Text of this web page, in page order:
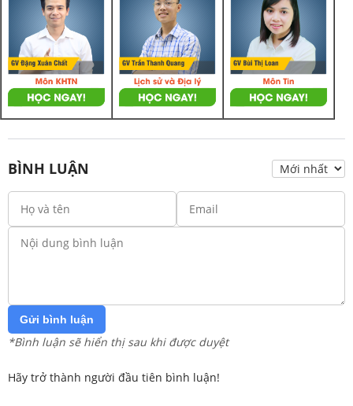
BÌNH LUẬN
Gửi bình luận
*Bình luận sẽ hiển thị sau khi được duyệt
Hãy trở thành người đầu tiên bình luận!